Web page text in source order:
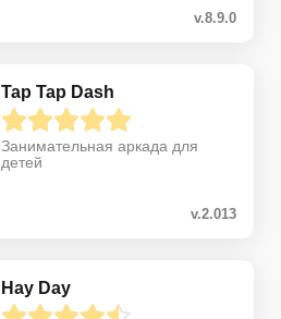
v.8.9.0
Tap Tap Dash
Занимательная аркада для
детей
v.2.013
Hay Day